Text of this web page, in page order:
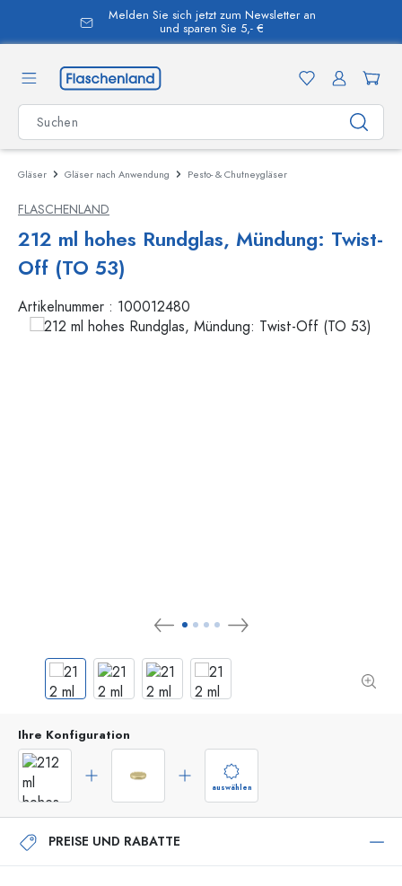
springen
Melden Sie sich jetzt zum Newsletter an
und sparen Sie 5,- €
Gläser Gläser nach Anwendung Pesto- & Chutneygläser
FLASCHENLAND
212 ml hohes Rundglas, Mündung: Twist-
Off (TO 53)
Artikelnummer : 100012480
Ihre Konfiguration
auswählen
PREISE UND RABATTE